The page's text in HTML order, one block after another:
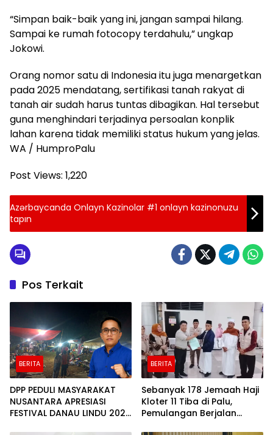
“Simpan baik-baik yang ini, jangan sampai hilang.
Sampai ke rumah fotocopy terdahulu,” ungkap
Jokowi.
Orang nomor satu di Indonesia itu juga menargetkan
pada 2025 mendatang, sertifikasi tanah rakyat di
tanah air sudah harus tuntas dibagikan. Hal tersebut
guna menghindari terjadinya persoalan konplik
lahan karena tidak memiliki status hukum yang jelas.
WA / HumproPalu
Post Views: 1,220
Azərbaycanda Onlayn Kazinolar #1 onlayn kazinonuzu
tapın
Pos Terkait
BERITA
DPP PEDULI MASYARAKAT
NUSANTARA APRESIASI
FESTIVAL DANAU LINDU 2026
BERITA
Sebanyak 178 Jemaah Haji
Kloter 11 Tiba di Palu,
Pemulangan Berjalan